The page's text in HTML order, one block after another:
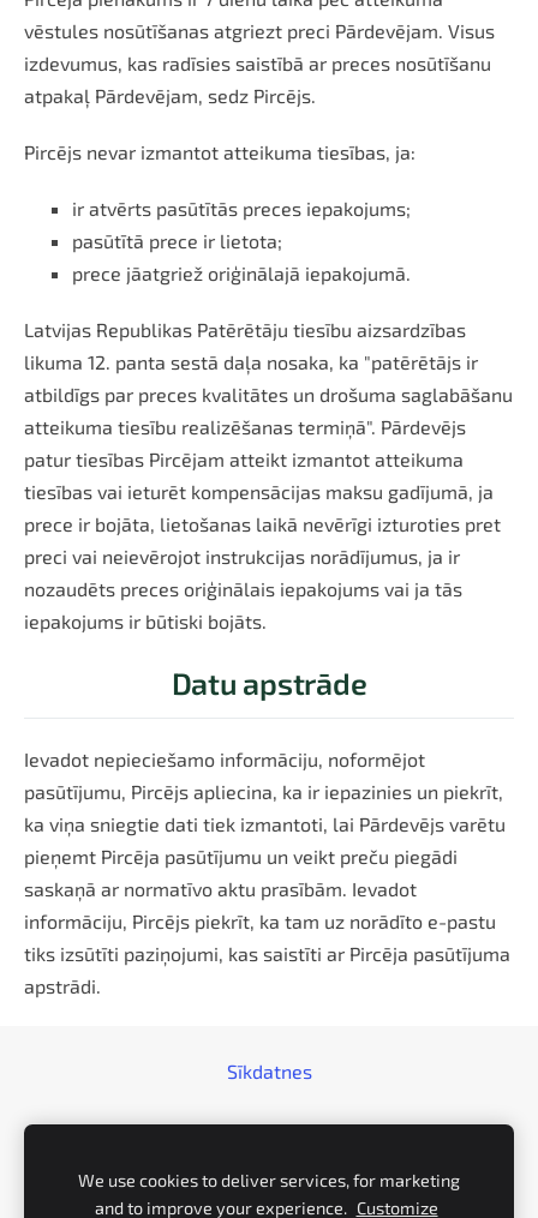
vēstules nosūtīšanas atgriezt preci Pārdevējam. Visus
izdevumus, kas radīsies saistībā ar preces nosūtīšanu
atpakaļ Pārdevējam, sedz Pircējs.
Pircējs nevar izmantot atteikuma tiesības, ja:
ir atvērts pasūtītās preces iepakojums;
pasūtītā prece ir lietota;
prece jāatgriež oriģinālajā iepakojumā.
Latvijas Republikas Patērētāju tiesību aizsardzības
likuma 12. panta sestā daļa nosaka, ka "patērētājs ir
atbildīgs par preces kvalitātes un drošuma saglabāšanu
atteikuma tiesību realizēšanas termiņā". Pārdevējs
patur tiesības Pircējam atteikt izmantot atteikuma
tiesības vai ieturēt kompensācijas maksu gadījumā, ja
prece ir bojāta, lietošanas laikā nevērīgi izturoties pret
preci vai neievērojot instrukcijas norādījumus, ja ir
nozaudēts preces oriģinālais iepakojums vai ja tās
iepakojums ir būtiski bojāts.
Datu apstrāde
Ievadot nepieciešamo informāciju, noformējot
pasūtījumu, Pircējs apliecina, ka ir iepazinies un piekrīt,
ka viņa sniegtie dati tiek izmantoti, lai Pārdevējs varētu
pieņemt Pircēja pasūtījumu un veikt preču piegādi
saskaņā ar normatīvo aktu prasībām. Ievadot
informāciju, Pircējs piekrīt, ka tam uz norādīto e-pastu
tiks izsūtīti paziņojumi, kas saistīti ar Pircēja pasūtījuma
apstrādi.
Sīkdatnes
Reģ. Nr. LV42103042000
We use cookies to deliver services, for marketing
and to improve your experience. Customize